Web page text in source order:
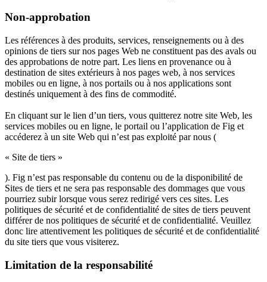
Non-approbation
Les références à des produits, services, renseignements ou à des
opinions de tiers sur nos pages Web ne constituent pas des avals ou
des approbations de notre part. Les liens en provenance ou à
destination de sites extérieurs à nos pages web, à nos services
mobiles ou en ligne, à nos portails ou à nos applications sont
destinés uniquement à des fins de commodité.
En cliquant sur le lien d’un tiers, vous quitterez notre site Web, les
services mobiles ou en ligne, le portail ou l’application de Fig et
accéderez à un site Web qui n’est pas exploité par nous (
« Site de tiers »
). Fig n’est pas responsable du contenu ou de la disponibilité de
Sites de tiers et ne sera pas responsable des dommages que vous
pourriez subir lorsque vous serez redirigé vers ces sites. Les
politiques de sécurité et de confidentialité de sites de tiers peuvent
différer de nos politiques de sécurité et de confidentialité. Veuillez
donc lire attentivement les politiques de sécurité et de confidentialité
du site tiers que vous visiterez.
Limitation de la responsabilité